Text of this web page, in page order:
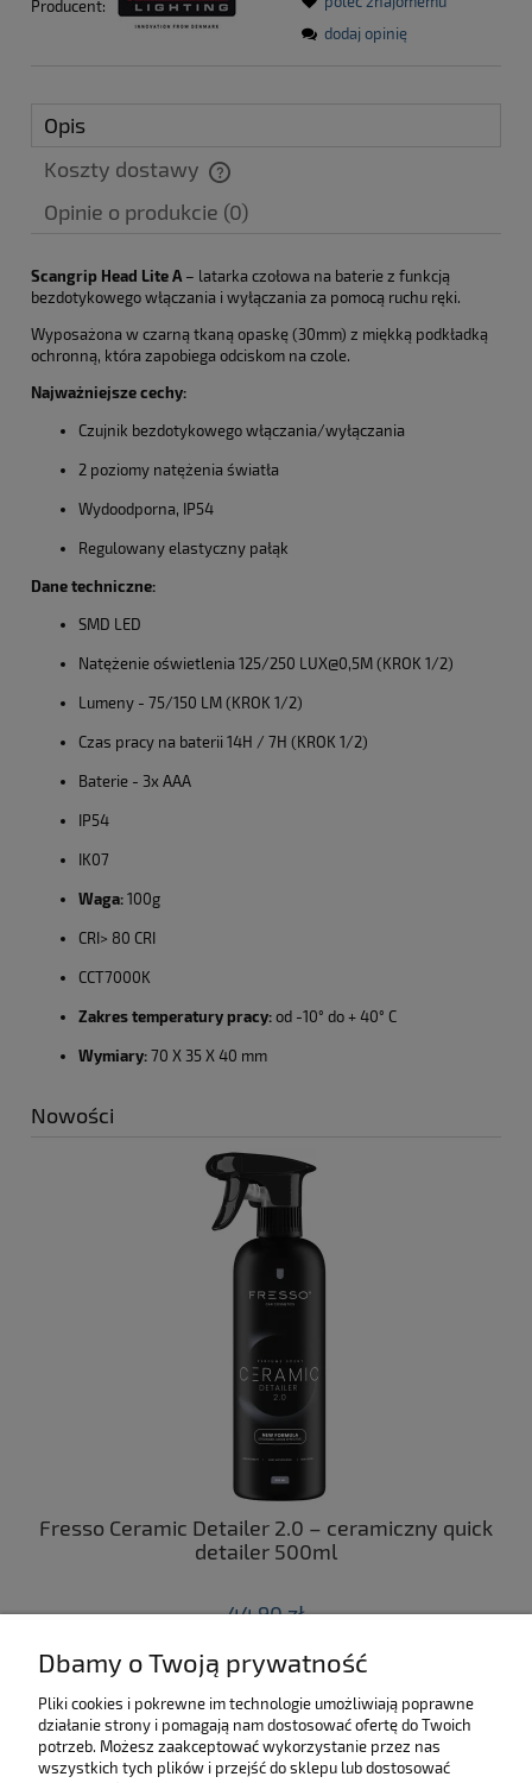
Producent:
dodaj opinię
Opis
Koszty dostawy
Cena nie zawiera ewentualnych kosztów płatności
Opinie o produkcie (0)
Scangrip Head Lite A– latarka czołowa na baterie z funkcją
bezdotykowego włączania i wyłączania za pomocą ruchu ręki.
Wyposażona w czarną tkaną opaskę (30mm) z miękką podkładką
ochronną, która zapobiega odciskom na czole.
Najważniejsze cechy:
Czujnik bezdotykowego włączania/wyłączania
2 poziomy natężenia światła
Wydoodporna, IP54
Regulowany elastyczny pałąk
Dane techniczne:
SMD LED
Natężenie oświetlenia 125/250 LUX@0,5M (KROK 1/2)
Lumeny - 75/150 LM (KROK 1/2)
Czas pracy na baterii 14H / 7H (KROK 1/2)
Baterie - 3x AAA
IP54
IK07
Waga: 100g
CRI> 80 CRI
CCT7000K
Zakres temperatury pracy: od -10° do + 40° C
Wymiary: 70 X 35 X 40 mm
Nowości
Fresso Ceramic Detailer 2.0 – ceramiczny quick
detailer 500ml
44,90 zł
do koszyka
SKLEP
Dbamy o Twoją prywatność
Pliki cookies i pokrewne im technologie umożliwiają poprawne
działanie strony i pomagają nam dostosować ofertę do Twoich
potrzeb. Możesz zaakceptować wykorzystanie przez nas
wszystkich tych plików i przejść do sklepu lub dostosować